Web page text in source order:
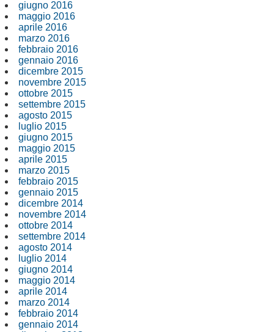
giugno 2016
maggio 2016
aprile 2016
marzo 2016
febbraio 2016
gennaio 2016
dicembre 2015
novembre 2015
ottobre 2015
settembre 2015
agosto 2015
luglio 2015
giugno 2015
maggio 2015
aprile 2015
marzo 2015
febbraio 2015
gennaio 2015
dicembre 2014
novembre 2014
ottobre 2014
settembre 2014
agosto 2014
luglio 2014
giugno 2014
maggio 2014
aprile 2014
marzo 2014
febbraio 2014
gennaio 2014